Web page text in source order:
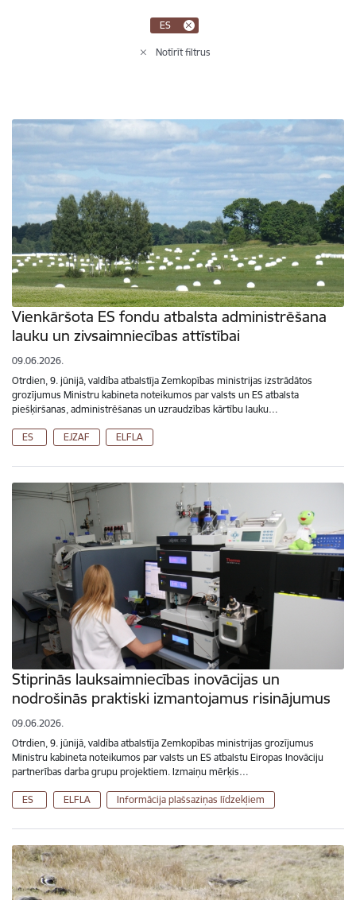
ES
Notīrīt filtrus
Vienkāršota ES fondu atbalsta administrēšana
lauku un zivsaimniecības attīstībai
09.06.2026.
Otrdien, 9. jūnijā, valdība atbalstīja Zemkopības ministrijas izstrādātos
grozījumus Ministru kabineta noteikumos par valsts un ES atbalsta
piešķiršanas, administrēšanas un uzraudzības kārtību lauku…
ES EJZAF ELFLA
Stiprinās lauksaimniecības inovācijas un
nodrošinās praktiski izmantojamus risinājumus
09.06.2026.
Otrdien, 9. jūnijā, valdība atbalstīja Zemkopības ministrijas grozījumus
Ministru kabineta noteikumos par valsts un ES atbalstu Eiropas Inovāciju
partnerības darba grupu projektiem. Izmaiņu mērķis…
ES ELFLA Informācija plašsaziņas līdzekļiem